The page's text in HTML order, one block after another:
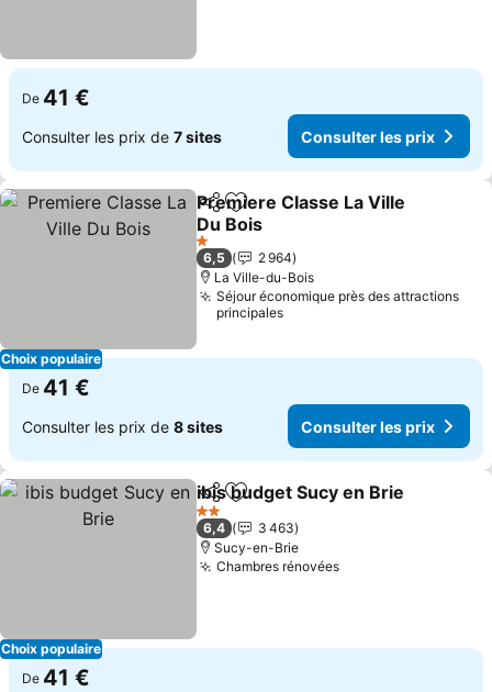
De 41 €
Consulter les prix de 7 sites Consulter les prix
Choix populaire
PartagerAjouter à mes favoris
Premiere Classe La Ville
Du Bois
1 Étoiles
6,5
2 964
La Ville-du-Bois
Séjour économique près des attractions
principales
De 41 €
Consulter les prix de 8 sites Consulter les prix
Choix populaire
PartagerAjouter à mes favoris
ibis budget Sucy en Brie
2 Étoiles
6,4
3 463
Sucy-en-Brie
Chambres rénovées
De 41 €